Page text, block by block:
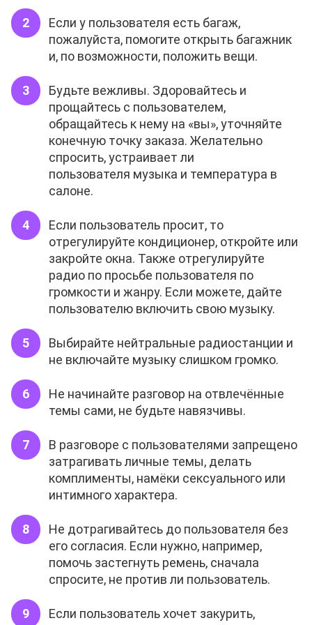
Если у пользователя есть багаж,
пожалуйста, помогите открыть багажник
и, по возможности, положить вещи.
Будьте вежливы. Здоровайтесь и
прощайтесь с пользователем,
обращайтесь к нему на «вы», уточняйте
конечную точку заказа. Желательно
спросить, устраивает ли
пользователя музыка и температура в
салоне.
Если пользователь просит, то
отрегулируйте кондиционер, откройте или
закройте окна. Также отрегулируйте
радио по просьбе пользователя по
громкости и жанру. Если можете, дайте
пользователю включить свою музыку.
Выбирайте нейтральные радиостанции и
не включайте музыку слишком громко.
Не начинайте разговор на отвлечённые
темы сами, не будьте навязчивы.
В разговоре с пользователями запрещено
затрагивать личные темы, делать
комплименты, намёки сексуального или
интимного характера.
Не дотрагивайтесь до пользователя без
его согласия. Если нужно, например,
помочь застегнуть ремень, сначала
спросите, не против ли пользователь.
Если пользователь хочет закурить,